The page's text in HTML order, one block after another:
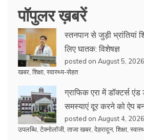
पॉपुलर ख़बरें
स्तनपान से जुड़ी
लिए घातक: विशेषज्ञ
posted on August 5, 2026
खबर शिक्षा स्वास्थ्य-सेहत
ग्राफिक एरा में डॉक्टर्स
समस्याएं दूर करने को ऐप
posted on August 4, 2026
उपलब्धि टेक्नोलॉजी ताजा खबर देहरादून, शिक्षा